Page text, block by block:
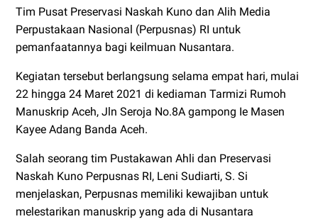
Tim Pusat Preservasi Naskah Kuno dan Alih Media
Perpustakaan Nasional (Perpusnas) RI untuk
pemanfaatannya bagi keilmuan Nusantara.
Kegiatan tersebut berlangsung selama empat hari, mulai
22 hingga 24 Maret 2021 di kediaman Tarmizi Rumoh
Manuskrip Aceh, Jln Seroja No.8A gampong Ie Masen
Kayee Adang Banda Aceh.
Salah seorang tim Pustakawan Ahli dan Preservasi
Naskah Kuno Perpusnas RI, Leni Sudiarti, S. Si
menjelaskan, Perpusnas memiliki kewajiban untuk
melestarikan manuskrip yang ada di Nusantara